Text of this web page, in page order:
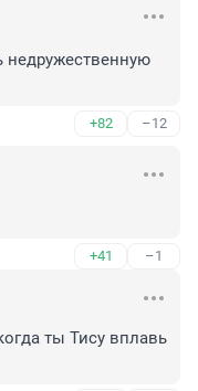
недружественную
+82 –12
+41 –1
ты Тису вплавь